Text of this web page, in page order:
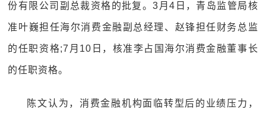
份有限公司副总裁资格的批复。3月4日，青岛监管局核
准叶巍担任海尔消费金融副总经理、赵锋担任财务总监
的任职资格;7月10日，核准李占国海尔消费金融董事长
的任职资格。
陈文认为，消费金融机构面临转型后的业绩压力，